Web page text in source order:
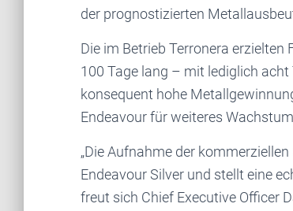
der prognostizierten
Die im Betrieb Terronera
100 Tage lang – mit lediglich
konsequent hohe
Endeavour für weiteres
„Die Aufnahme der
Endeavour Silver und stellt eine
freut sich Chief Executive Officer